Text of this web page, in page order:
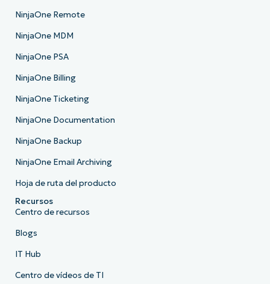
NinjaOne Remote
NinjaOne MDM
NinjaOne PSA
NinjaOne Billing
NinjaOne Ticketing
NinjaOne Documentation
NinjaOne Backup
NinjaOne Email Archiving
Hoja de ruta del producto
Recursos
Centro de recursos
Blogs
IT Hub
Centro de vídeos de TI